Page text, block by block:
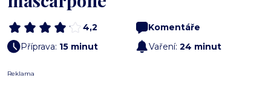
4,2
Komentáře
Příprava: 15 minut Vaření: 24 minut
Reklama